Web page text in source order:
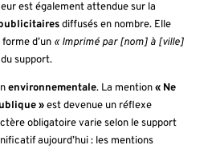
est également attendue sur la
diffusés en nombre. Elle
d’un « Imprimé par [nom] à [ville]
support.
environnementale. La mention« Ne
»est devenue un réflexe
obligatoire varie selon le support
aujourd’hui : les mentions